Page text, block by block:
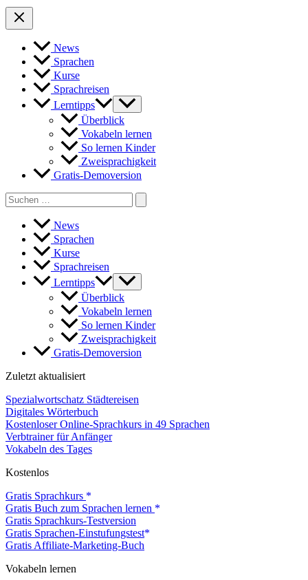
News
Sprachen
Kurse
Sprachreisen
Lerntipps
Überblick
Vokabeln lernen
So lernen Kinder
Zweisprachigkeit
Gratis-Demoversion
Search
for:
News
Sprachen
Kurse
Sprachreisen
Lerntipps
Überblick
Vokabeln lernen
So lernen Kinder
Zweisprachigkeit
Gratis-Demoversion
Zuletzt aktualisiert
Spezialwortschatz Städtereisen
Digitales Wörterbuch
Kostenloser Online-Sprachkurs in 49 Sprachen
Verbtrainer für Anfänger
Vokabeln des Tages
Kostenlos
Gratis Sprachkurs
Gratis Buch zum Sprachen lernen
Gratis Sprachkurs-Testversion
Gratis Sprachen-Einstufungstest
Gratis Affiliate-Marketing-Buch
Vokabeln lernen